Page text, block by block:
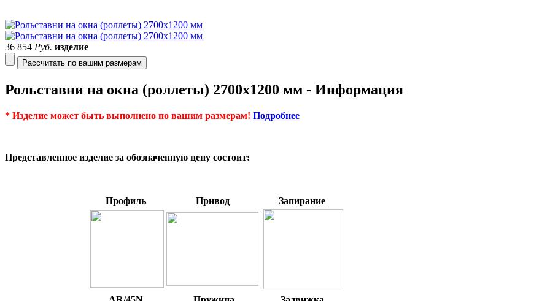
36 854 Руб. изделие
Рассчитать по вашим размерам
Рольставни на окна (роллеты) 2700х1200 мм - Информация
* Изделие может быть выполнено по вашим размерам! Подробнее
Представленное изделие за обозначенную цену состоит:
Профиль Привод Запирание